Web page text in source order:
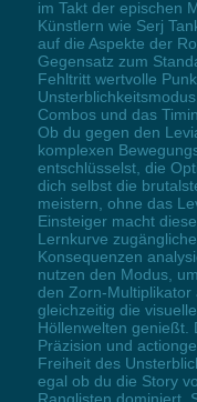
im Takt der epischen
Künstlern wie Serj
auf die Aspekte der
Gegensatz zum
Fehltritt wertvolle
Combos und das
Ob du gegen den
komplexen
entschlüsselst, die
dich selbst die
meistern, ohne das
Einsteiger macht
Lernkurve
Konsequenzen
nutzen den Modus,
den Zorn-
gleichzeitig die
Höllenwelten genießt.
Präzision und
Freiheit des
egal ob du die Story